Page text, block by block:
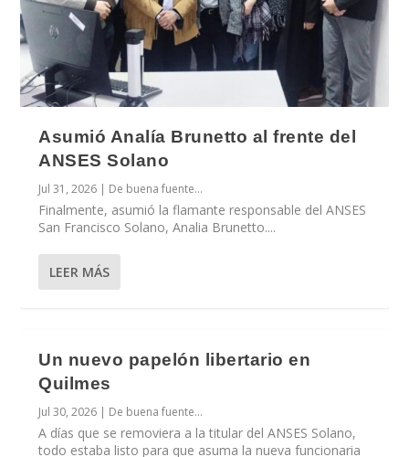
Asumió Analía Brunetto al frente del
ANSES Solano
Jul 31, 2026 | De buena fuente...
Finalmente, asumió la flamante responsable del ANSES
San Francisco Solano, Analia Brunetto....
LEER MÁS
Un nuevo papelón libertario en
Quilmes
Jul 30, 2026 | De buena fuente...
A días que se removiera a la titular del ANSES Solano,
todo estaba listo para que asuma la nueva funcionaria